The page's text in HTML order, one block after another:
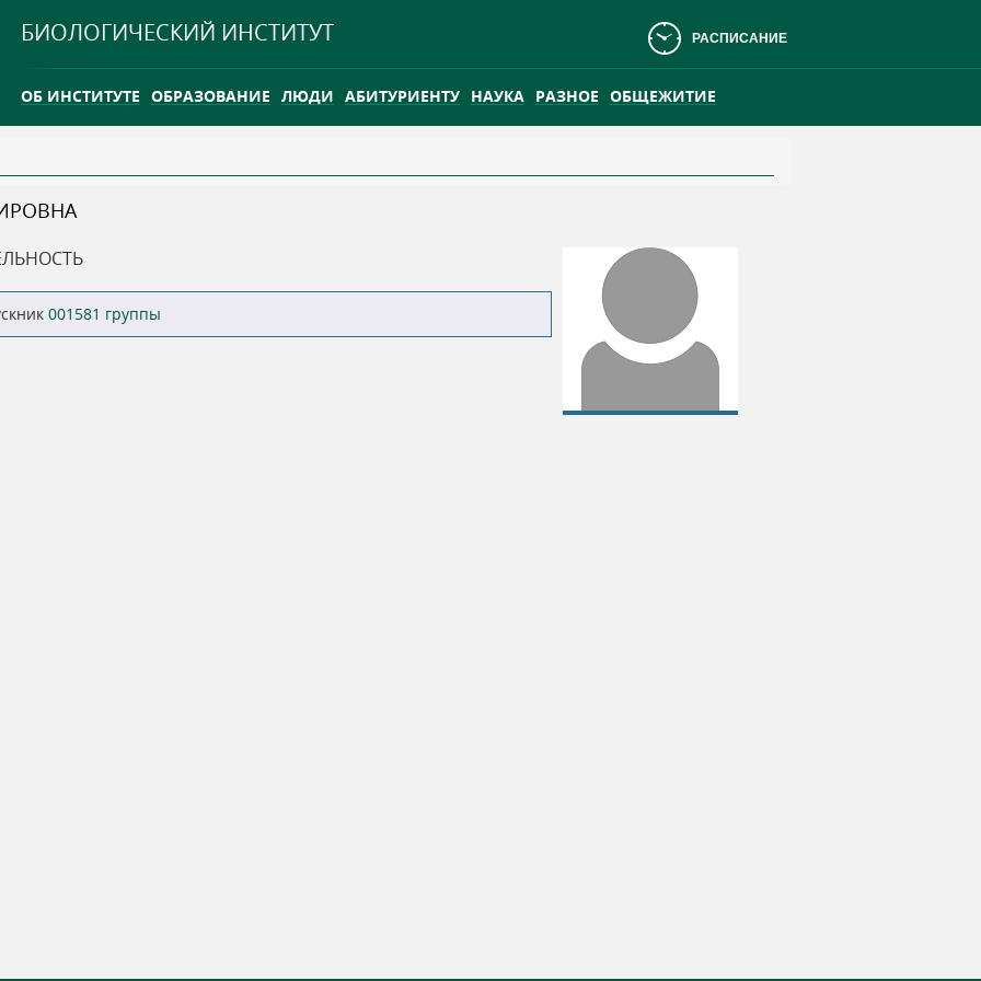
БИОЛОГИЧЕСКИЙ ИНСТИТУТ РАСПИСАНИЕ
ОБ ИНСТИТУТЕ ОБРАЗОВАНИЕ ЛЮДИ АБИТУРИЕНТУ НАУКА РАЗНОЕ ОБЩЕЖИТИЕ
ТГУ ОТКРЫЛ ИССЛЕДОВАТЕЛЬСКУЮ СТАНЦИЮ НА ВАСЮГАНСКОМ БОЛОТЕ
001581 группы